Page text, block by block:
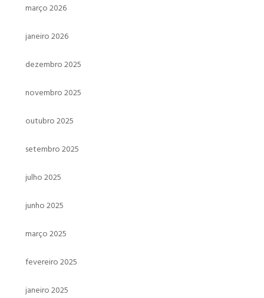
março 2026
janeiro 2026
dezembro 2025
novembro 2025
outubro 2025
setembro 2025
julho 2025
junho 2025
março 2025
fevereiro 2025
janeiro 2025